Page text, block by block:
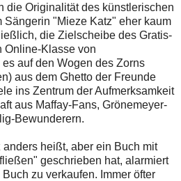
die Originalität des künstlerischen
Sängerin "Mieze Katz" eher kaum
die Zielscheibe des Gratis-
Online-Klasse von
auf den Wogen des Zorns
aus dem Ghetto der Freunde
ins Zentrum der Aufmerksamkeit
aus Maffay-Fans, Grönemeyer-
Bewunderern.
heißt, aber ein Buch mit
geschrieben hat, alarmiert
zu verkaufen. Immer öfter